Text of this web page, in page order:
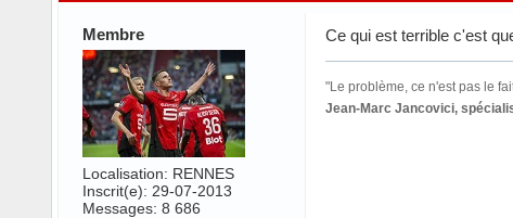
Membre
Localisation: RENNES
Inscrit(e): 29-07-2013
Messages: 8 686
Ce qui est terrible c'est
"Le problème, ce n'est pas le
Jean-Marc Jancovici,